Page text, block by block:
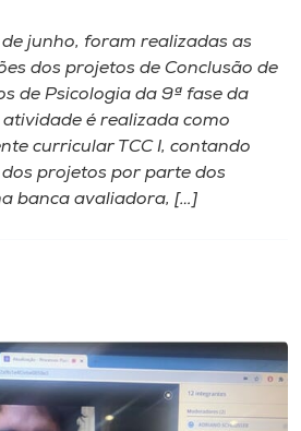
junho, foram realizadas as
dos projetos de Conclusão de
de Psicologia da 9ª fase da
atividade é realizada como
curricular TCC I, contando
projetos por parte dos
banca avaliadora, […]